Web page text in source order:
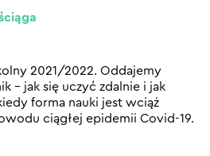
2021/2022. Oddajemy
– jak się uczyć zdalnie i jak
forma nauki jest wciąż
ciągłej epidemii Covid-19.